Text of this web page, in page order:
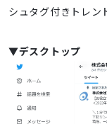
シュタグ付きトレン
▼デスクトップ